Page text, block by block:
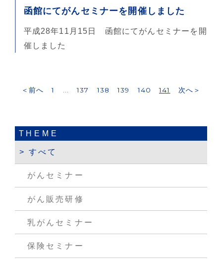
函館にてがんセミナーを開催しました
平成28年11月15日 函館にてがんセミナーを開
催しました
＜前へ 1 137 138 139 140 141 次へ＞
THEME
すべて
がんセミナー
がん販売研修
乳がんセミナー
保険セミナー